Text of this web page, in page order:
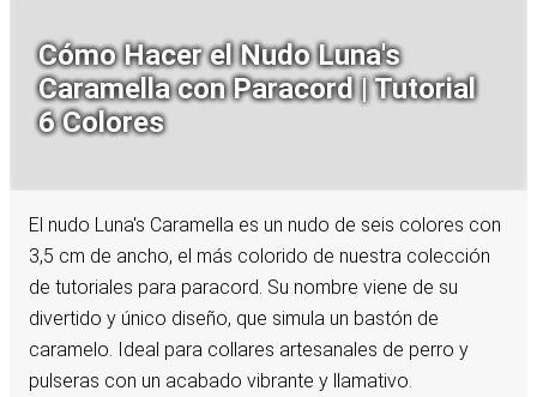
Cómo Hacer el Nudo Luna's
Caramella con Paracord | Tutorial
6 Colores
El nudo Luna's Caramella es un nudo de seis colores con
3,5 cm de ancho, el más colorido de nuestra colección
de tutoriales para paracord. Su nombre viene de su
divertido y único diseño, que simula un bastón de
caramelo. Ideal para collares artesanales de perro y
pulseras con un acabado vibrante y llamativo.